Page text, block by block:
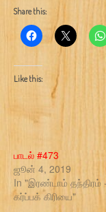
Share this:
Like this:
பாடல் #473
ஜூன் 4, 2019
In "இரண்டாம் தந்திரம்
கர்ப்பக் கிரியை"